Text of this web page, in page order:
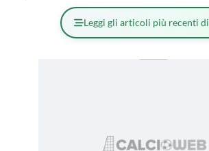
Leggi gli articoli più recenti di